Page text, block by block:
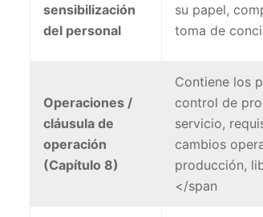
sensibilización
del personal
su papel,
toma de
Operaciones /
cláusula de
operación
(Capítulo 8)
Contiene los
control de
servicio,
cambios
producción,
</span